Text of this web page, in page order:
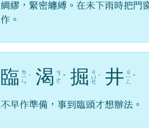
綢繆，緊密纏縛。在未下雨時把門
作。
臨 ㄌ
ㄧ
ㄣ
ˊ 渴 ㄎ
ㄜ ˇ 掘 ㄐ
ㄩ
ㄝ
ˊ 井 ㄐ
ㄧ
ㄥ
ˇ
不早作準備，事到臨頭才想辦法。